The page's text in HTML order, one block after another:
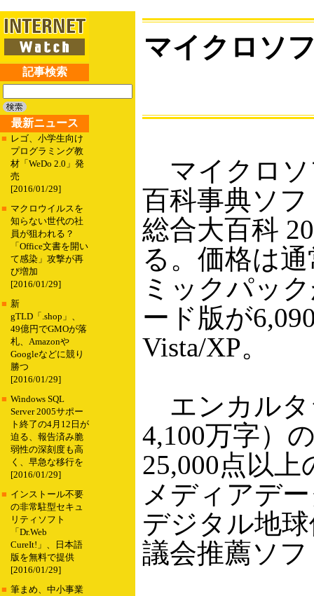
記事検索
最新ニュース
■ レゴ、小学生向け
プログラミング教
材「WeDo 2.0」発
売
[2016/01/29]
■ マクロウイルスを
知らない世代の社
員が狙われる？
「Office文書を開い
て感染」攻撃が再
び増加
[2016/01/29]
■ 新
gTLD「.shop」、
49億円でGMOが落
札、Amazonや
Googleなどに競り
勝つ
[2016/01/29]
■ Windows SQL
Server 2005サポー
ト終了の4月12日が
迫る、報告済み脆
弱性の深刻度も高
く、早急な移行を
[2016/01/29]
■ インストール不要
の非常駐型セキュ
リティソフト
「Dr.Web
CureIt!」、日本語
版を無料で提供
[2016/01/29]
■ 筆まめ、中小事業
マイクロソ
マイクロソ
百科事典ソ
総合大百科
る。価格は
ミックパッ
ード版が
Vista/XP。
エンカルタ
4,100万字）
25,000点以
メディアデ
デジタル地
議会推薦ソ